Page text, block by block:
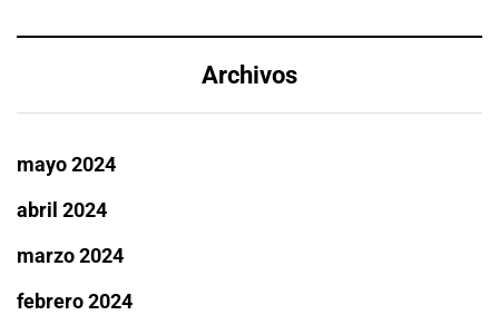
Archivos
mayo 2024
abril 2024
marzo 2024
febrero 2024